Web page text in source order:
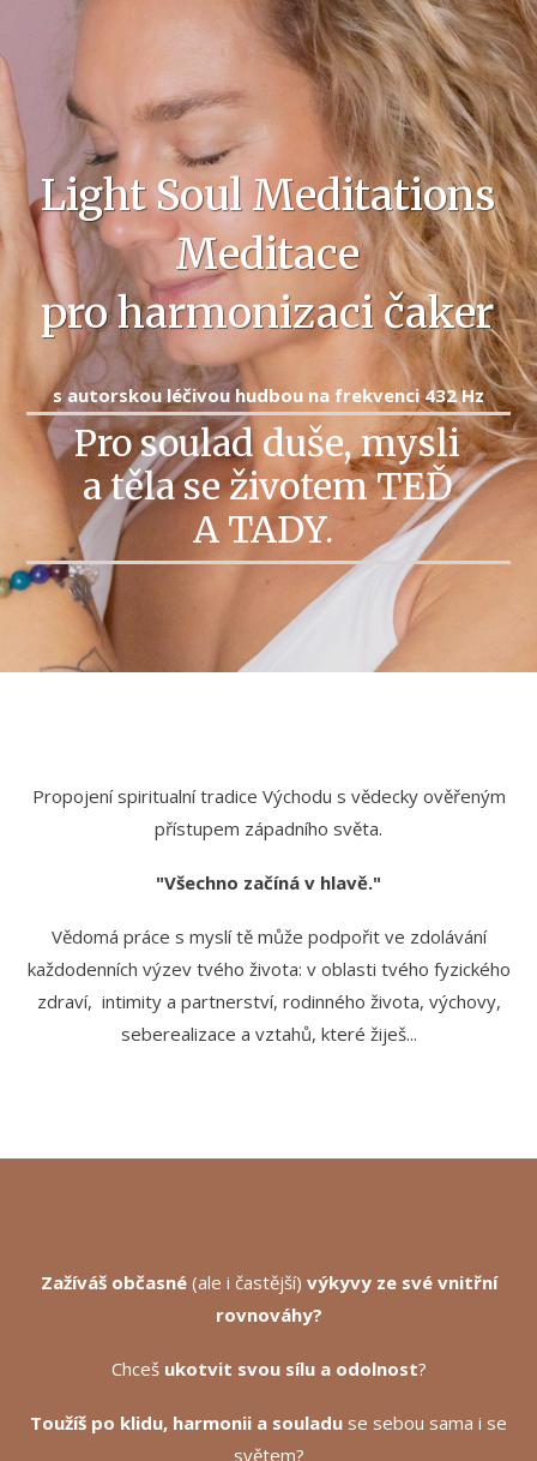
Light Soul Meditations
Meditace
pro harmonizaci čaker
s autorskou léčivou hudbou na frekvenci 432 Hz
Pro soulad duše, mysli
a těla se životem TEĎ
A TADY.
Propojení spiritualní tradice Východu s vědecky ověřeným
přístupem západního světa.
"Všechno začíná v hlavě."
Vědomá práce s myslí tě může podpořit ve zdolávání
každodenních výzev tvého života: v oblasti tvého fyzického
zdraví, intimity a partnerství, rodinného života, výchovy,
seberealizace a vztahů, které žiješ...
Zažíváš občasné(ale i častější) výkyvy ze své vnitřní
rovnováhy?
Chceš ukotvit svou sílu a odolnost?
Toužíš po klidu, harmonii a souladu se sebou sama i se
světem?